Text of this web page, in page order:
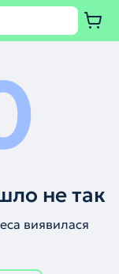
не так
виявилася